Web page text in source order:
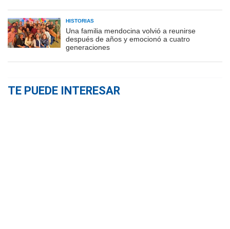
HISTORIAS
Una familia mendocina volvió a reunirse
después de años y emocionó a cuatro
generaciones
TE PUEDE INTERESAR